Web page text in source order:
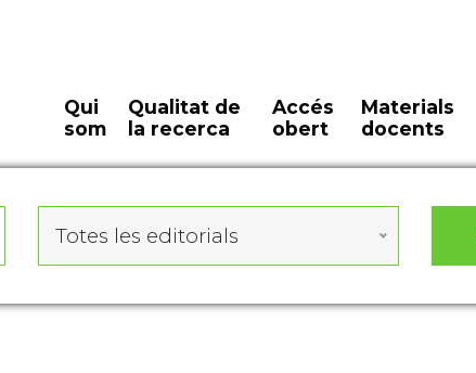
Qui
som
Qualitat de
la recerca
Accés
obert
Materials
docents
Totes les editorials